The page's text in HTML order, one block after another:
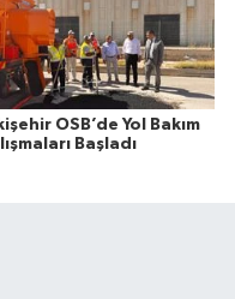
OSB’de Yol Bakım
Başladı